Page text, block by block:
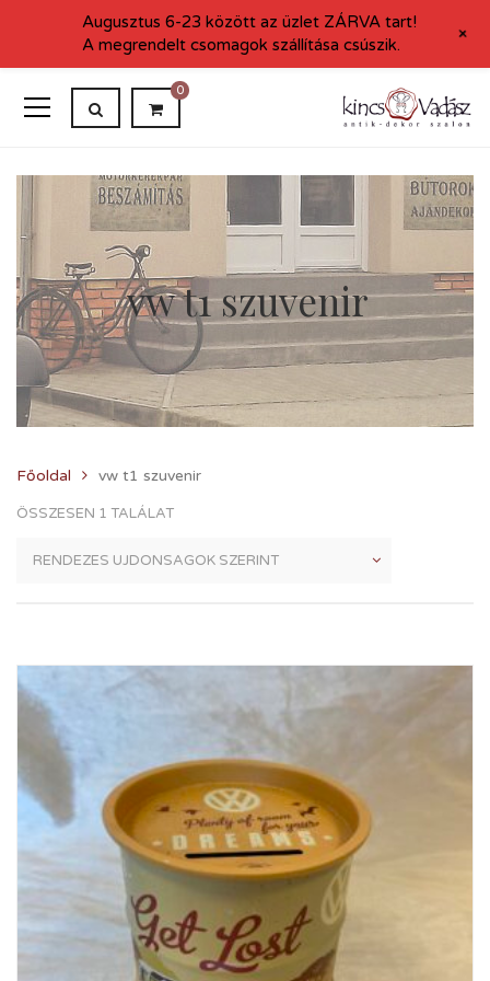
0
vw t1 szuvenir
Főoldal vw t1 szuvenir
ÖSSZESEN 1 TALÁLAT
Augusztus 6-23 között az üzlet ZÁRVA tart!
A megrendelt csomagok szállítása csúszik.
+